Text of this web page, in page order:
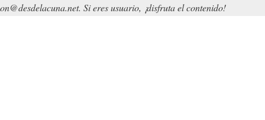
Si eres usuario, ¡disfruta el contenido!